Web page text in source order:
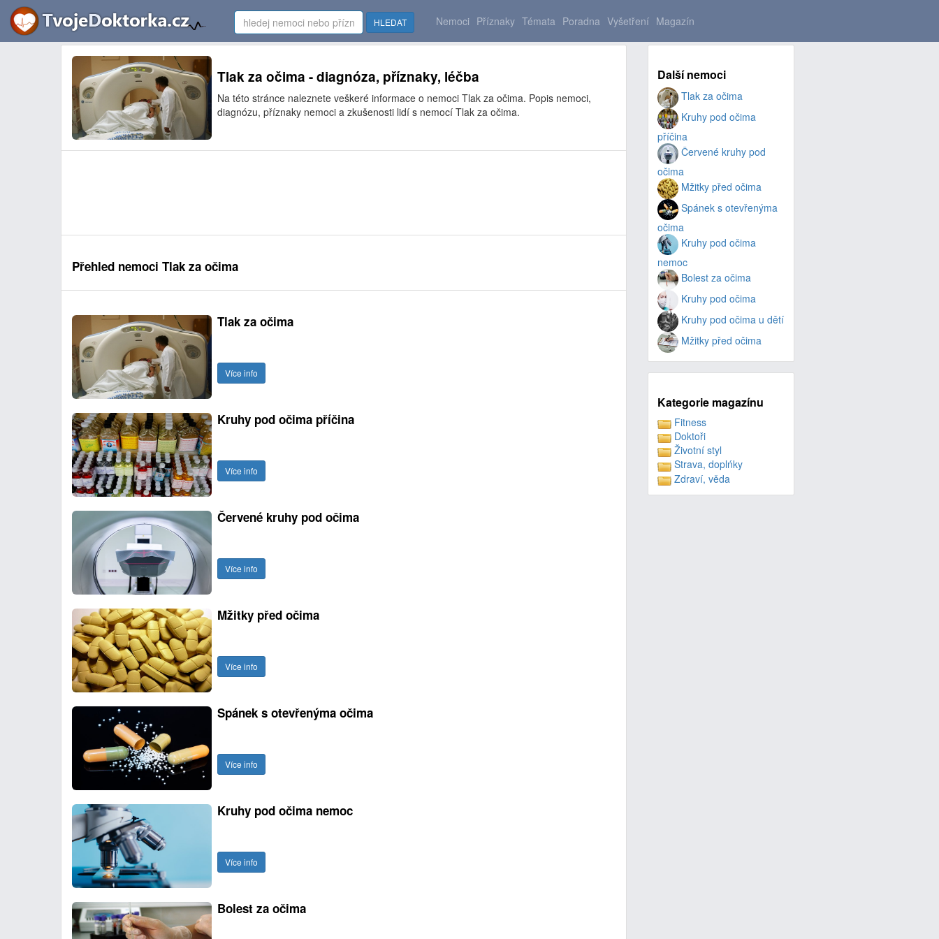
HLEDAT Nemoci Příznaky Témata Poradna Vyšetření Magazín
Tlak za očima - diagnóza, příznaky, léčba
Na této stránce naleznete veškeré informace o nemoci Tlak za očima. Popis nemoci,
diagnózu, příznaky nemoci a zkušenosti lidí s nemocí Tlak za očima.
Přehled nemoci Tlak za očima
Tlak za očima
Více info
Kruhy pod očima příčina
Více info
Červené kruhy pod očima
Více info
Mžitky před očima
Více info
Spánek s otevřenýma očima
Více info
Kruhy pod očima nemoc
Více info
Bolest za očima
Další nemoci
Tlak za očima
Kruhy pod očima
příčina
Červené kruhy pod
očima
Mžitky před očima
Spánek s otevřenýma
očima
Kruhy pod očima
nemoc
Bolest za očima
Kruhy pod očima
Kruhy pod očima u dětí
Mžitky před očima
Kategorie magazínu
Fitness
Doktoři
Životní styl
Strava, doplńky
Zdraví, věda